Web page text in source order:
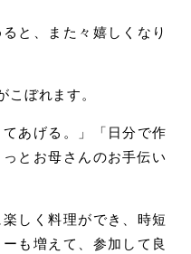
と、また々嬉しくなり
こぼれます。
あげる。」「日分で作
とお母さんのお手伝い
しく料理ができ、時短
も増えて、参加して良